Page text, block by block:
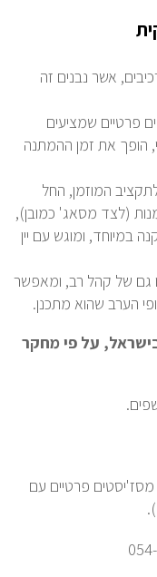
אשר נבנים זה
בישראל כ- 300 שפים פרטיים שמציעים
את זמן ההמתנה
המוזמן, החל
(לצד מסאג' כמובן),
ומוגש עם יין
של קהל רב, ומאפשר
שהוא מתכנן.
על פי מחקר
בישראל כולל 1,500 מסז'יסטים פרטיים עם